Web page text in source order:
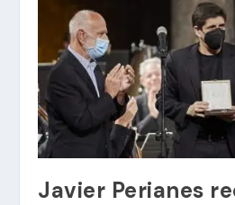
Javier Perianes